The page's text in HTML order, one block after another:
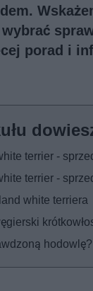
porad i
terrier -
terrier -
white terriera
hodowlę?